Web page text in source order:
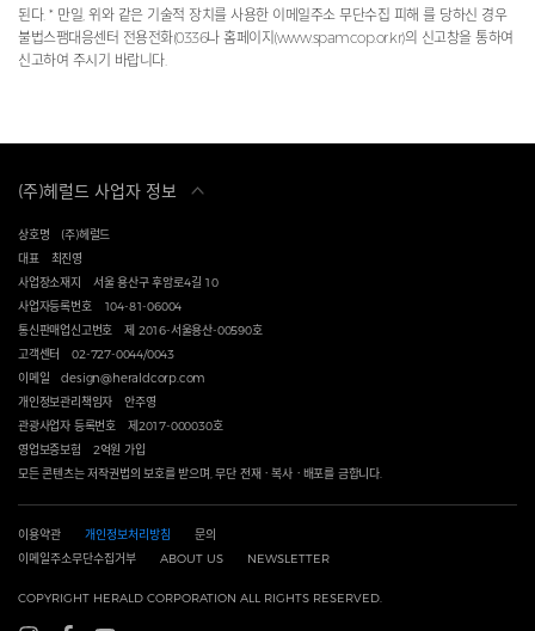
된다. * 만일, 위와 같은 기술적 장치를 사용한 이메일주소 무단수집 피해 를 당하신 경우
불법스팸대응센터 전용전화(0336나 홈페이지(www.spamcop.or.kr)의 신고창을 통하여
신고하여 주시기 바랍니다.
(주)헤럴드 사업자 정보
상호명
(주)헤럴드
대표
최진영
사업장소재지
서울 용산구 후암로4길 10
사업자등록번호
104-81-06004
통신판매업신고번호
제 2016-서울용산-00590호
고객센터
02-727-0044/0043
이메일
design@heraldcorp.com
개인정보관리책임자
안주영
관광사업자 등록번호
제2017-000030호
영업보증보험
2억원 가입
모든 콘텐츠는 저작권법의 보호를 받으며, 무단 전재ㆍ복사ㆍ배포를 금합니다.
이용약관 개인정보처리방침
문의
이메일주소무단수집거부
ABOUT US NEWSLETTER
COPYRIGHT HERALD CORPORATION ALL RIGHTS RESERVED.